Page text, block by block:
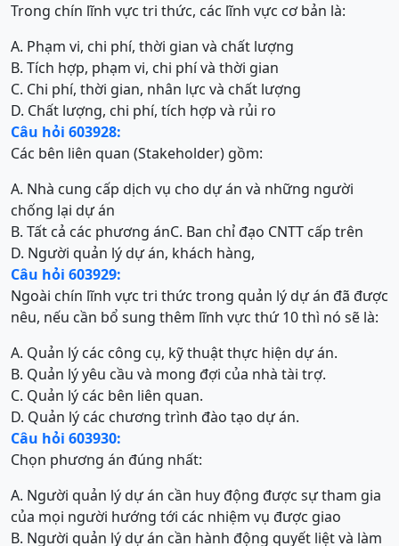
Trong chín lĩnh vực tri thức, các lĩnh vực cơ bản là:
A. Phạm vi, chi phí, thời gian và chất lượng
B. Tích hợp, phạm vi, chi phí và thời gian
C. Chi phí, thời gian, nhân lực và chất lượng
D. Chất lượng, chi phí, tích hợp và rủi ro
Câu hỏi 603928:
Các bên liên quan (Stakeholder) gồm:
A. Nhà cung cấp dịch vụ cho dự án và những người
chống lại dự án
B. Tất cả các phương ánC. Ban chỉ đạo CNTT cấp trên
D. Người quản lý dự án, khách hàng,
Câu hỏi 603929:
Ngoài chín lĩnh vực tri thức trong quản lý dự án đã được
nêu, nếu cần bổ sung thêm lĩnh vực thứ 10 thì nó sẽ là:
A. Quản lý các công cụ, kỹ thuật thực hiện dự án.
B. Quản lý yêu cầu và mong đợi của nhà tài trợ.
C. Quản lý các bên liên quan.
D. Quản lý các chương trình đào tạo dự án.
Câu hỏi 603930:
Chọn phương án đúng nhất:
A. Người quản lý dự án cần huy động được sự tham gia
của mọi người hướng tới các nhiệm vụ được giao
B. Người quản lý dự án cần hành động quyết liệt và làm